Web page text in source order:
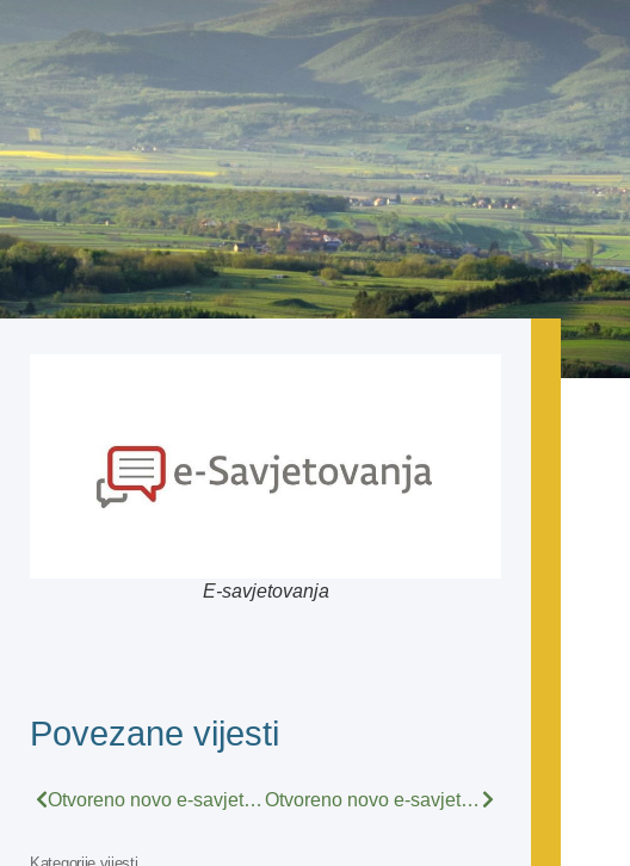
E-savjetovanja
Povezane vijesti
Otvoreno novo e-savjetovanje – Savjetovanje s javnošću za Prijedlog Pravilnika o provedbi Mjere 5. iz Programa državne potpore sektoru stočarstva zbog narušenog proizvodnog potencijala Otvoreno novo e-savjetovanje – Savjetovanje s javnošću za Nacrt Pravilnika o provedbi Programa državne potpore za proizvođače u sektorima voćarstva i ratarstva